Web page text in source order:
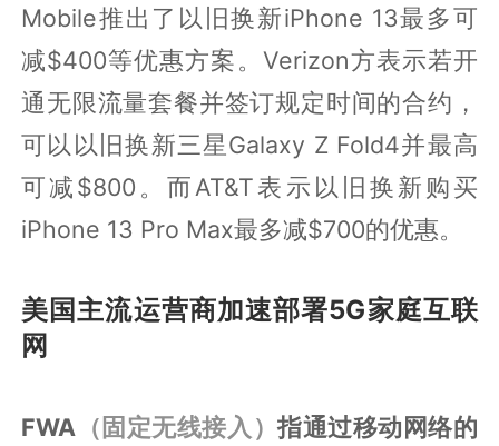
Mobile推出了以旧换新iPhone 13最多可
减$400等优惠方案。Verizon方表示若开
通无限流量套餐并签订规定时间的合约，
可以以旧换新三星Galaxy Z Fold4并最高
可减$800。而AT&T表示以旧换新购买
iPhone 13 Pro Max最多减$700的优惠。
美国主流运营商加速部署5G家庭互联
网
FWA （固定无线接入）指通过移动网络的